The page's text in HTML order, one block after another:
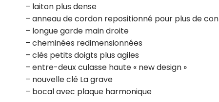
– laiton plus dense
– anneau de cordon repositionné pour plus de
– longue garde main droite
– cheminées redimensionnées
– clés petits doigts plus agiles
– entre-deux culasse haute « new design »
– nouvelle clé La grave
– bocal avec plaque harmonique